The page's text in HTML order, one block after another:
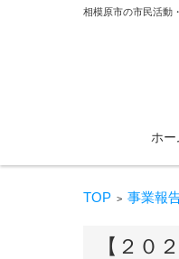
相模原市の市民活動
ホー
TOP > 事業報
【２０